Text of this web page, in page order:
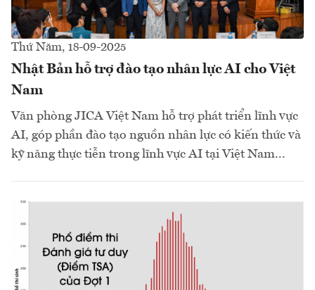
Thứ Năm, 18-09-2025
Nhật Bản hỗ trợ đào tạo nhân lực AI cho Việt
Nam
Văn phòng JICA Việt Nam hỗ trợ phát triển lĩnh vực
AI, góp phần đào tạo nguồn nhân lực có kiến thức và
kỹ năng thực tiễn trong lĩnh vực AI tại Việt Nam...